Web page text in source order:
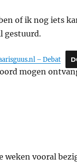
of ik nog iets
gestuurd.
– Debat
mogen
vooral